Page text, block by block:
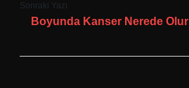
Sonraki Yazı
Boyunda Kanser Nerede Olur